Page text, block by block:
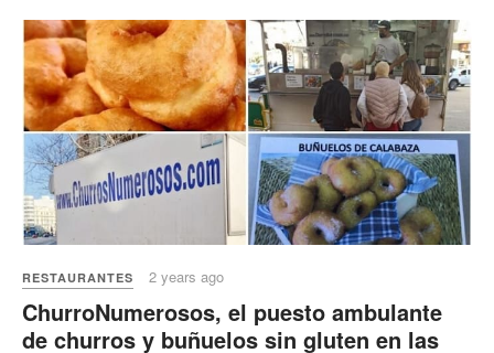
RESTAURANTES 2 years ago
ChurroNumerosos, el puesto ambulante
de churros y buñuelos sin gluten en las